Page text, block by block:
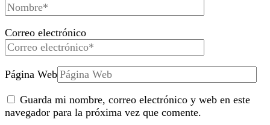
Correo electrónico
Página Web
Guarda mi nombre, correo electrónico y web en este
navegador para la próxima vez que comente.